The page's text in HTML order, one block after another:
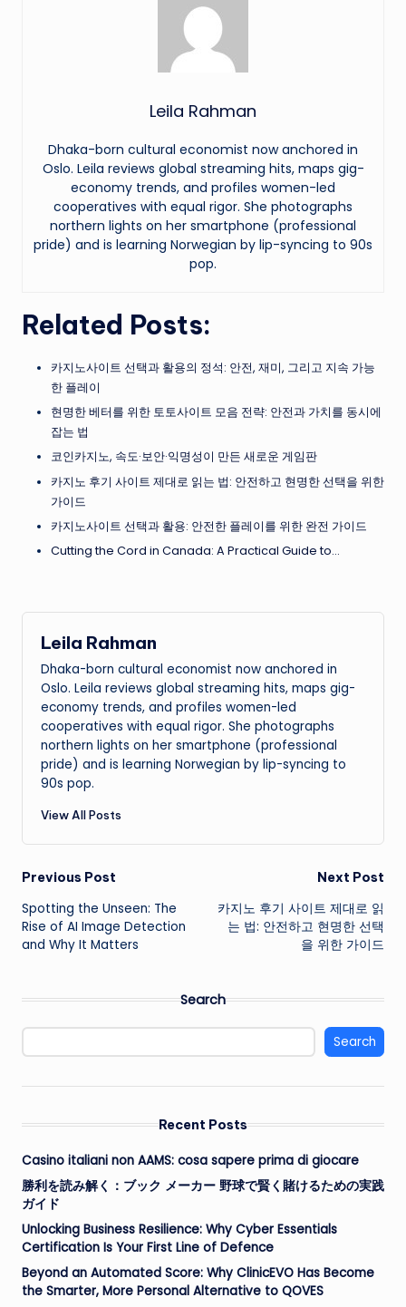
Leila Rahman
Dhaka-born cultural economist now anchored in
Oslo. Leila reviews global streaming hits, maps gig-
economy trends, and profiles women-led
cooperatives with equal rigor. She photographs
northern lights on her smartphone (professional
pride) and is learning Norwegian by lip-syncing to 90s
pop.
Related Posts:
카지노사이트 선택과 활용의 정석: 안전, 재미, 그리고 지속 가능
한 플레이
현명한 베터를 위한 토토사이트 모음 전략: 안전과 가치를 동시에
잡는 법
코인카지노, 속도·보안·익명성이 만든 새로운 게임판
카지노 후기 사이트 제대로 읽는 법: 안전하고 현명한 선택을 위한
가이드
카지노사이트 선택과 활용: 안전한 플레이를 위한 완전 가이드
Cutting the Cord in Canada: A Practical Guide to…
Leila Rahman
Dhaka-born cultural economist now anchored in
Oslo. Leila reviews global streaming hits, maps gig-
economy trends, and profiles women-led
cooperatives with equal rigor. She photographs
northern lights on her smartphone (professional
pride) and is learning Norwegian by lip-syncing to
90s pop.
View All Posts
Post
navigation
Previous Post
Spotting the Unseen: The
Rise of AI Image Detection
and Why It Matters
Next Post
카지노 후기 사이트 제대로 읽
는 법: 안전하고 현명한 선택
을 위한 가이드
Search
Search
Recent Posts
Casino italiani non AAMS: cosa sapere prima di giocare
勝利を読み解く：ブック メーカー 野球で賢く賭けるための実践
ガイド
Unlocking Business Resilience: Why Cyber Essentials
Certification Is Your First Line of Defence
Beyond an Automated Score: Why ClinicEVO Has Become
the Smarter, More Personal Alternative to QOVES